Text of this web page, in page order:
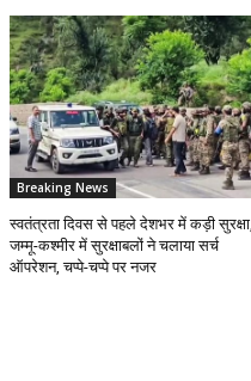
Breaking News
स्वतंत्रता दिवस से पहले देशभर में कड़ी सुरक्षा,
जम्मू-कश्मीर में सुरक्षाबलों ने चलाया सर्च
ऑपरेशन, चप्पे-चप्पे पर नजर